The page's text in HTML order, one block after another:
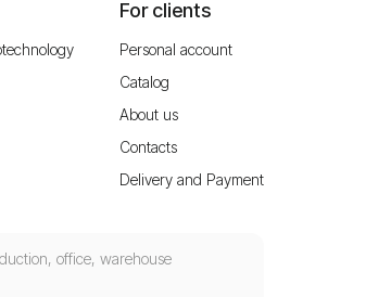
For clients
Personal account
Catalog
About us
Contacts
Delivery and Payment
office, warehouse